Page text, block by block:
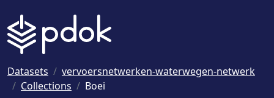
Datasets
vervoersnetwerken-waterwegen-netwerk
Collections
Boei